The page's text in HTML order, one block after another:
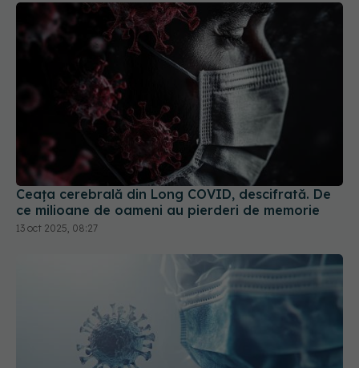
Ceața cerebrală din Long COVID, descifrată. De
ce milioane de oameni au pierderi de memorie
13 oct 2025, 08:27